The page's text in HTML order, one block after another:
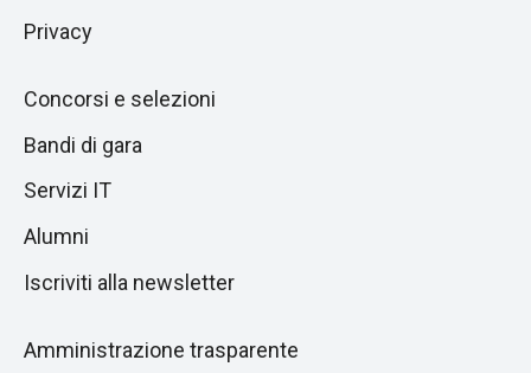
Privacy
Concorsi e selezioni
Bandi di gara
Servizi IT
Alumni
Iscriviti alla newsletter
Amministrazione trasparente